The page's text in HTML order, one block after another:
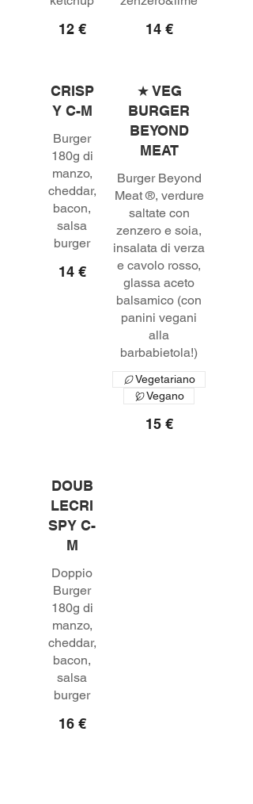
12 € 14 €
CRISP
Y C-M
Burger
180g di
manzo,
cheddar,
bacon,
salsa
14 €
★ VEG
BURGER
BEYOND
MEAT
Burger Beyond
Meat ®, verdure
saltate con
zenzero e soia,
insalata di verza
e cavolo rosso,
glassa aceto
balsamico (con
panini vegani
alla
barbabietola!)
15 €
Vegetariano
Vegano
DOUB
LECRI
SPY C-
M
Doppio
Burger
180g di
manzo,
cheddar,
bacon,
salsa
burger
16 €